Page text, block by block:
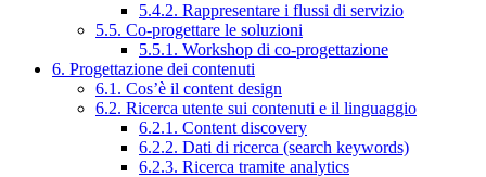
5.4.2. Rappresentare i flussi di servizio
5.5. Co-progettare le soluzioni
5.5.1. Workshop di co-progettazione
6. Progettazione dei contenuti
6.1. Cos’è il content design
6.2. Ricerca utente sui contenuti e il linguaggio
6.2.1. Content discovery
6.2.2. Dati di ricerca (search keywords)
6.2.3. Ricerca tramite analytics